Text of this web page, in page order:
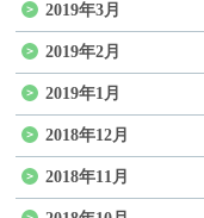
2019年3月
2019年2月
2019年1月
2018年12月
2018年11月